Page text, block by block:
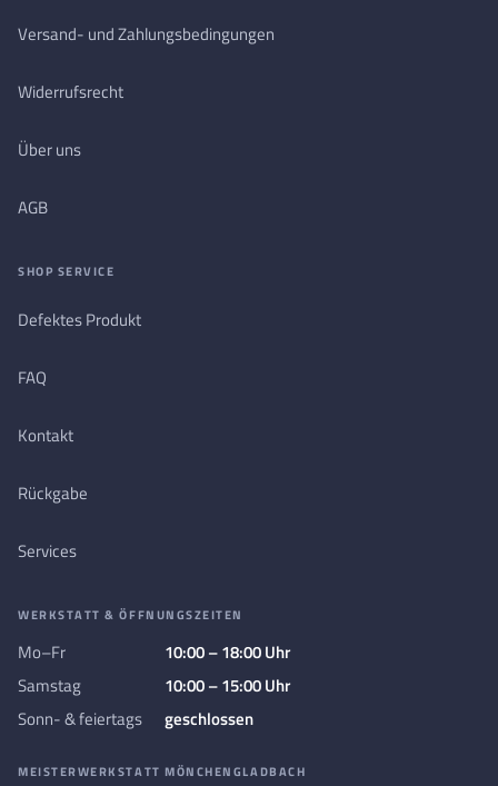
Versand- und Zahlungsbedingungen
Widerrufsrecht
Über uns
AGB
SHOP SERVICE
Defektes Produkt
FAQ
Kontakt
Rückgabe
Services
WERKSTATT & ÖFFNUNGSZEITEN
Mo–Fr
10:00 – 18:00 Uhr
Samstag
10:00 – 15:00 Uhr
Sonn- & feiertags
geschlossen
MEISTERWERKSTATT MÖNCHENGLADBACH